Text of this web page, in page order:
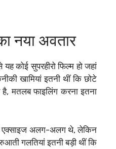
नया अवतार
कोई सुपरहीरो फिल्म हो जहां
खामियां इतनी थीं कि छोटे
मतलब फाइलिंग करना इतना
एक्साइज अलग-अलग थे, लेकिन
गलतियां इतनी बड़ी थीं कि